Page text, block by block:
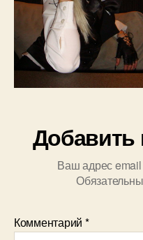
Добавить
Ваш адрес email
Комментарий *